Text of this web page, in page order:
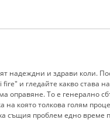
надеждни и здрави коли.
и гледайте какво става
оправяне. То е генерално
на която толкова голям
същия проблем едно време